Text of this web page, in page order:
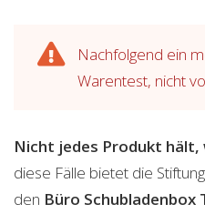
Nachfolgend ein
Warentest, nicht
Nicht jedes Produkt hält,
diese Fälle bietet die
den Büro Schubladenbox